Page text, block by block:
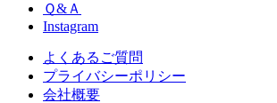
Ｑ&Ａ
Instagram
よくあるご質問
プライバシーポリシー
会社概要